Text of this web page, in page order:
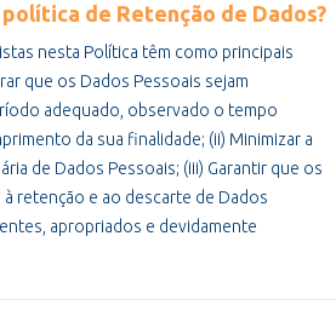
política de Retenção de Dados?
nesta Política têm como principais
que os Dados Pessoais sejam
adequado, observado o tempo
da sua finalidade; (ii) Minimizar a
de Dados Pessoais; (iii) Garantir que os
retenção e ao descarte de Dados
apropriados e devidamente